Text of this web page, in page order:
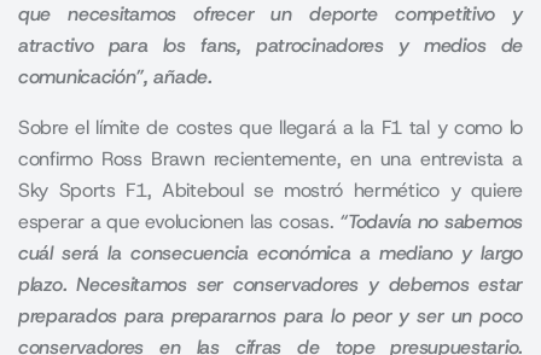
que necesitamos ofrecer un deporte competitivo y
atractivo para los fans, patrocinadores y medios de
comunicación”, añade.
Sobre el límite de costes que llegará a la F1 tal y como lo
confirmo Ross Brawn recientemente, en una entrevista a
Sky Sports F1, Abiteboul se mostró hermético y quiere
esperar a que evolucionen las cosas. “Todavía no sabemos
cuál será la consecuencia económica a mediano y largo
plazo. Necesitamos ser conservadores y debemos estar
preparados para prepararnos para lo peor y ser un poco
conservadores en las cifras de tope presupuestario.